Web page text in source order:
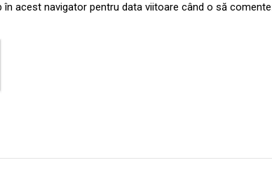
acest navigator pentru data viitoare când o să